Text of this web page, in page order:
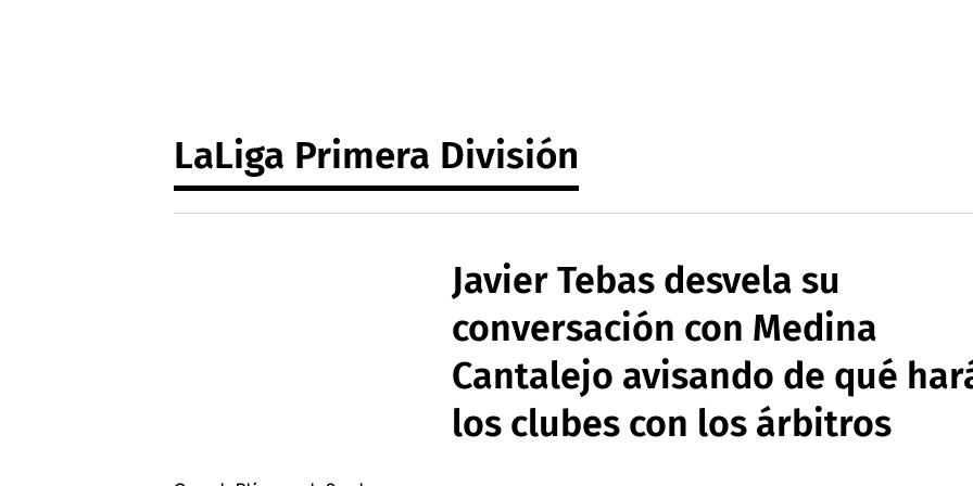
LaLiga Primera División
Javier Tebas desvela su
conversación con Medina
Cantalejo avisando de qué
los clubes con los árbitros